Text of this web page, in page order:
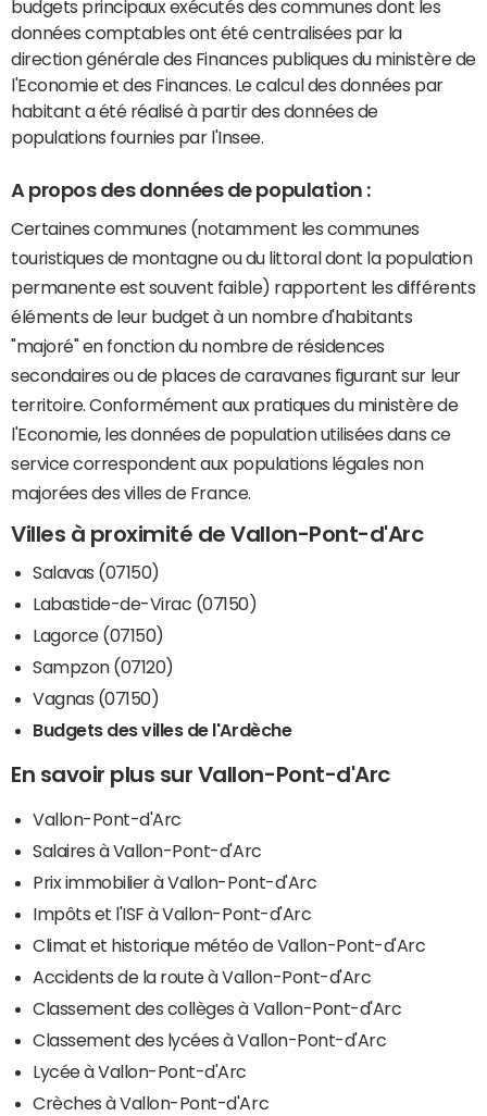
budgets principaux exécutés des communes dont les
données comptables ont été centralisées par la
direction générale des Finances publiques du ministère de
l'Economie et des Finances. Le calcul des données par
habitant a été réalisé à partir des données de
populations fournies par l'Insee.
A propos des données de population :
Certaines communes (notamment les communes
touristiques de montagne ou du littoral dont la population
permanente est souvent faible) rapportent les différents
éléments de leur budget à un nombre d'habitants
"majoré" en fonction du nombre de résidences
secondaires ou de places de caravanes figurant sur leur
territoire. Conformément aux pratiques du ministère de
l'Economie, les données de population utilisées dans ce
service correspondent aux populations légales non
majorées des villes de France.
Villes à proximité de Vallon-Pont-d'Arc
Salavas (07150)
Labastide-de-Virac (07150)
Lagorce (07150)
Sampzon (07120)
Vagnas (07150)
Budgets des villes de l'Ardèche
En savoir plus sur Vallon-Pont-d'Arc
Vallon-Pont-d'Arc
Salaires à Vallon-Pont-d'Arc
Prix immobilier à Vallon-Pont-d'Arc
Impôts et l'ISF à Vallon-Pont-d'Arc
Climat et historique météo de Vallon-Pont-d'Arc
Accidents de la route à Vallon-Pont-d'Arc
Classement des collèges à Vallon-Pont-d'Arc
Classement des lycées à Vallon-Pont-d'Arc
Lycée à Vallon-Pont-d'Arc
Crèches à Vallon-Pont-d'Arc